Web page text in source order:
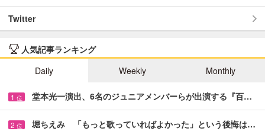
Twitter
人気記事ランキング
Daily
Weekly Monthly
1 位 堂本光一演出、6名のジュニアメンバーらが出演する『百…
2 位 堀ちえみ 「もっと歌っていればよかった」という後悔は…